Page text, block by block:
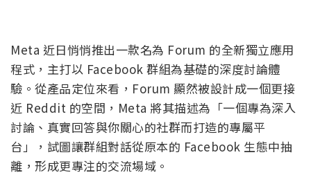
Meta 近日悄悄推出一款名為 Forum 的全新獨立應用
程式，主打以 Facebook 群組為基礎的深度討論體
驗。從產品定位來看，Forum 顯然被設計成一個更接
近 Reddit 的空間，Meta 將其描述為「一個專為深入
討論、真實回答與你關心的社群而打造的專屬平
台」，試圖讓群組對話從原本的 Facebook 生態中抽
離，形成更專注的交流場域。